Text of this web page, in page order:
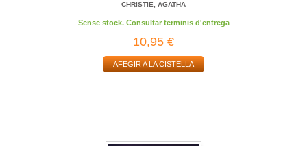
CHRISTIE, AGATHA
Sense stock. Consultar terminis d'entrega
10,95 €
AFEGIR A LA CISTELLA